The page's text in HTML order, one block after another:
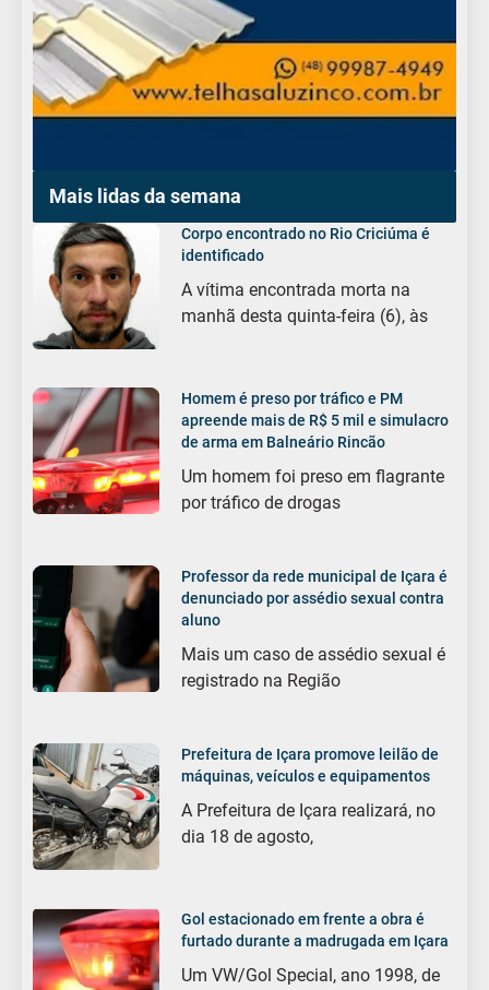
Mais lidas da semana
Corpo encontrado no Rio Criciúma é
identificado
A vítima encontrada morta na
manhã desta quinta-feira (6), às
Homem é preso por tráfico e PM
apreende mais de R$ 5 mil e simulacro
de arma em Balneário Rincão
Um homem foi preso em flagrante
por tráfico de drogas
Professor da rede municipal de Içara é
denunciado por assédio sexual contra
aluno
Mais um caso de assédio sexual é
registrado na Região
Prefeitura de Içara promove leilão de
máquinas, veículos e equipamentos
A Prefeitura de Içara realizará, no
dia 18 de agosto,
Gol estacionado em frente a obra é
furtado durante a madrugada em Içara
Um VW/Gol Special, ano 1998, de